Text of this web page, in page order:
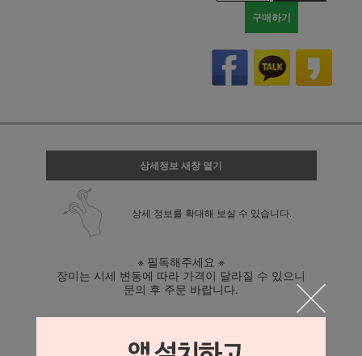
구매하기
상세정보 새창 열기
상세 정보를 확대해 보실 수 있습니다.
※ 필독해주세요 ※
장미는 시세 변동에 따라 가격이 달라질 수 있으니
문의 후 주문 바랍니다.